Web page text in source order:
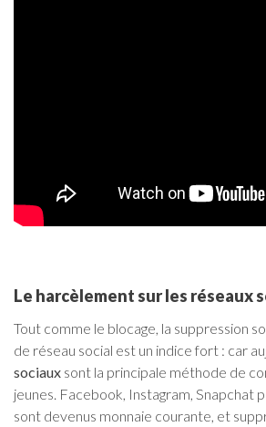
Le harcèlement sur les réseaux
Tout comme le blocage, la suppression
de réseau social est un indice fort : car
sociaux sont la principale méthode de
jeunes. Facebook, Instagram, Snapchat
sont devenus monnaie courante, et